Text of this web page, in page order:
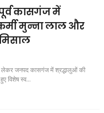
कासगंज में
मुन्ना लाल और
लेकर जनपद कासगंज में श्रद्धालुओं की
विशेष स्व...